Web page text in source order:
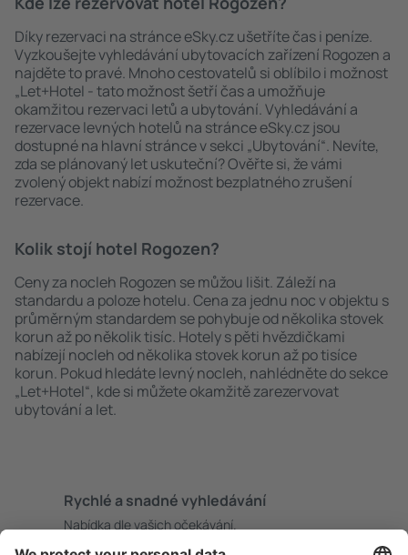
Díky rezervaci na stránce eSky.cz ušetříte čas i peníze.
Vyzkoušejte vyhledávání ubytovacích zařízení Rogozen a
najděte to pravé. Mnoho cestovatelů si oblíbilo i možnost
„Let+Hotel - tato možnost šetří čas a umožňuje
okamžitou rezervaci letů a ubytování. Vyhledávání a
rezervace levných hotelů na stránce eSky.cz jsou
dostupné na hlavní stránce v sekci „Ubytování“. Nevíte,
zda se plánovaný let uskuteční? Ověřte si, že vámi
zvolený objekt nabízí možnost bezplatného zrušení
rezervace.
Kolik stojí hotel Rogozen?
Ceny za nocleh Rogozen se můžou lišit. Záleží na
standardu a poloze hotelu. Cena za jednu noc v objektu s
průměrným standardem se pohybuje od několika stovek
korun až po několik tisíc. Hotely s pěti hvězdičkami
nabízejí nocleh od několika stovek korun až po tisíce
korun. Pokud hledáte levný nocleh, nahlédněte do sekce
„Let+Hotel“, kde si můžete okamžitě zarezervovat
ubytování a let.
Rychlé a snadné vyhledávání
Nabídka dle vašich očekávání.